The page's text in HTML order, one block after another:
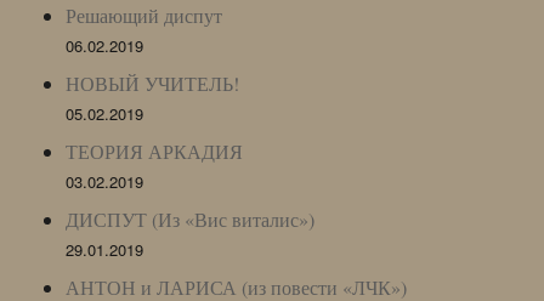
Решающий диспут
06.02.2019
НОВЫЙ УЧИТЕЛЬ!
05.02.2019
ТЕОРИЯ АРКАДИЯ
03.02.2019
ДИСПУТ (Из «Вис виталис»)
29.01.2019
АНТОН и ЛАРИСА (из повести «ЛЧК»)